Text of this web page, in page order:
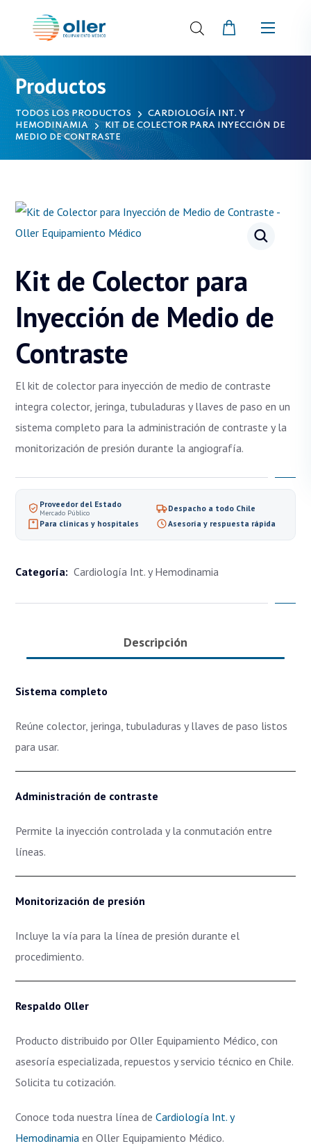
Productos
TODOS LOS PRODUCTOS
CARDIOLOGÍA INT. Y
HEMODINAMIA
KIT DE COLECTOR PARA INYECCIÓN DE
MEDIO DE CONTRASTE
Kit de Colector para
Inyección de Medio de
Contraste
El kit de colector para inyección de medio de contraste
integra colector, jeringa, tubuladuras y llaves de paso en un
sistema completo para la administración de contraste y la
monitorización de presión durante la angiografía.
Proveedor del Estado
Mercado Público
Despacho a todo Chile
Para clínicas y hospitales
Asesoría y respuesta rápida
Categoría: Cardiología Int. y Hemodinamia
Descripción
Sistema completo
Reúne colector, jeringa, tubuladuras y llaves de paso listos
para usar.
Administración de contraste
Permite la inyección controlada y la conmutación entre
líneas.
Monitorización de presión
Incluye la vía para la línea de presión durante el
procedimiento.
Respaldo Oller
Producto distribuido por Oller Equipamiento Médico, con
asesoría especializada, repuestos y servicio técnico en Chile.
Solicita tu cotización.
Conoce toda nuestra línea deCardiología Int. y
Hemodinamia en Oller Equipamiento Médico.